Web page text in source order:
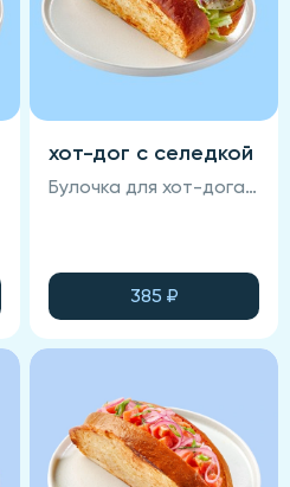
хот-дог с селедкой
Булочка для хот-дога, филе сельди, лук красный маринованный, огурец маринованный, салат Айсберг, медово-горчичный соус, терияки.
385 ₽